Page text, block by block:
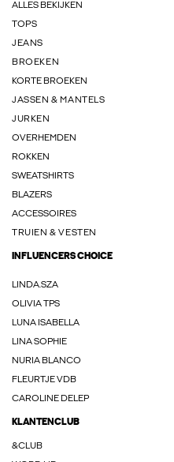
ALLES BEKIJKEN
TOPS
JEANS
BROEKEN
KORTE BROEKEN
JASSEN & MANTELS
JURKEN
OVERHEMDEN
ROKKEN
SWEATSHIRTS
BLAZERS
ACCESSOIRES
TRUIEN & VESTEN
INFLUENCERS CHOICE
LINDA.SZA
OLIVIA TPS
LUNA ISABELLA
LINA SOPHIE
NURIA BLANCO
FLEURTJE VDB
CAROLINE DELEP
KLANTENCLUB
&CLUB